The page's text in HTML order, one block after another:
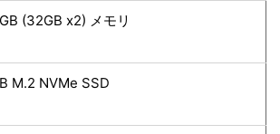
(32GB x2) メモリ
M.2 NVMe SSD